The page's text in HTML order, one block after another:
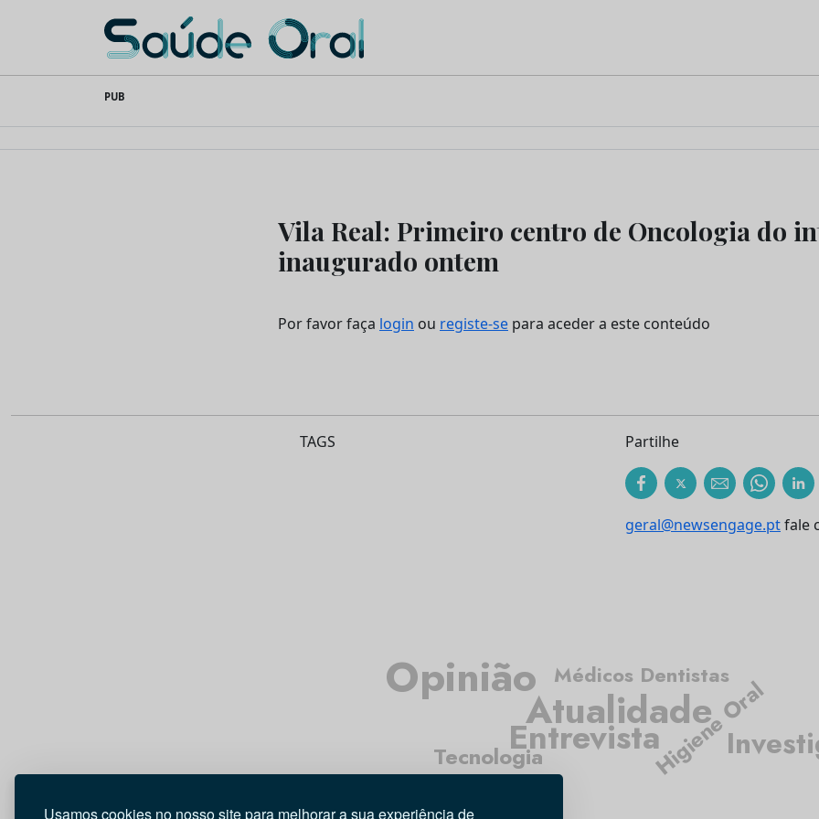
Usamos cookies no nosso site para melhorar a sua experiência de
content
Saúde Oral
PUB
Vila Real: Primeiro centro de Oncologia do
inaugurado ontem
Por favor faça login ou registe-se para aceder a este conteúdo
TAGS Partilhe
geral@newsengage.ptfale
Atualidade
Médicos Dentistas
Higiene Oral
Entrevista
Opinião
Tecnologia